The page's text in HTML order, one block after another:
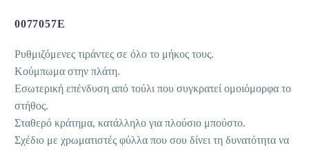
0077057E
Ρυθμιζόμενες τιράντες σε όλο το μήκος τους.
Κούμπωμα στην πλάτη.
Εσωτερική επένδυση από τούλι που συγκρατεί ομοιόμορφα το
στήθος.
Σταθερό κράτημα, κατάλληλο για πλούσιο μπούστο.
Σχέδιο με χρωματιστές φύλλα που σου δίνει τη δυνατότητα να